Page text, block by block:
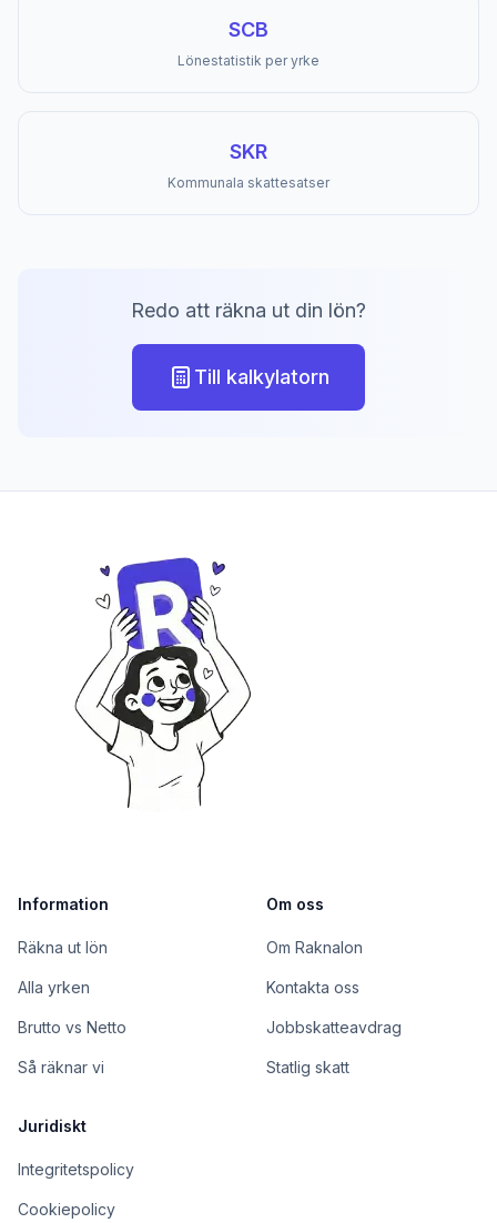
SCB
Lönestatistik per yrke
SKR
Kommunala skattesatser
Redo att räkna ut din lön?
Till kalkylatorn
Information
Räkna ut lön
Alla yrken
Brutto vs Netto
Så räknar vi
Om oss
Om Raknalon
Kontakta oss
Jobbskatteavdrag
Statlig skatt
Juridiskt
Integritetspolicy
Cookiepolicy